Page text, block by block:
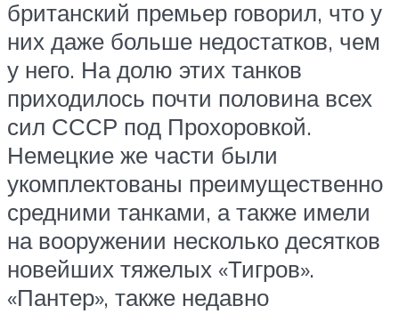
британский премьер говорил, что у
них даже больше недостатков, чем
у него. На долю этих танков
приходилось почти половина всех
сил СССР под Прохоровкой.
Немецкие же части были
укомплектованы преимущественно
средними танками, а также имели
на вооружении несколько десятков
новейших тяжелых «Тигров».
«Пантер», также недавно